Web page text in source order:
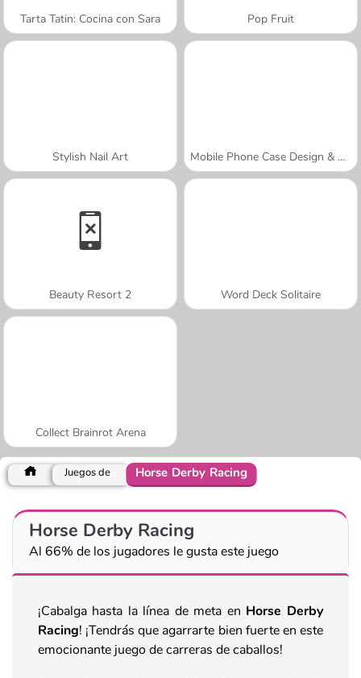
Tarta Tatin: Cocina con Sara Pop Fruit
Stylish Nail Art Mobile Phone Case Design & DIY
Beauty Resort 2 Word Deck Solitaire
Collect Brainrot Arena
Juegos de Horse Derby Racing
Horse Derby Racing
Al 66% de los jugadores le gusta este juego
¡Cabalga hasta la línea de meta en Horse Derby
Racing! ¡Tendrás que agarrarte bien fuerte en este
emocionante juego de carreras de caballos!